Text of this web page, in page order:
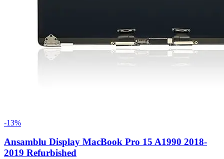
-13%
Ansamblu Display MacBook Pro 15 A1990 2018-
2019 Refurbished